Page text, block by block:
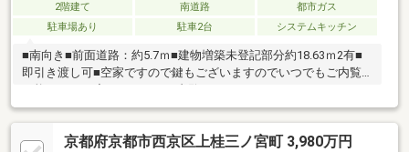
2階建て 南道路
都市ガス
駐車場あり
駐車2台 システムキッチン
■南向き■前面道路：約5.7ｍ■建物増築未登記部分約18.63ｍ2有■
即引き渡し可■空家ですので鍵もございますのでいつでもご内覧
１３までお気軽にお問い合わせ下さい。■経験年数10年以上の営
業スタッフ在籍、宅地建物取引士・古民家鑑定士1級等も取得して
おりますのでご安心ください。
京都府京都市西京区上桂三ノ宮町 3,980万円